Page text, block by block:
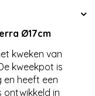
Ø17cm
kweken van
kweekpot is
en heeft een
ontwikkeld in